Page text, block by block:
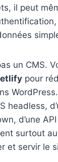
il peut
un CMS.
pour
headless,
d’une
surtout
et servir le